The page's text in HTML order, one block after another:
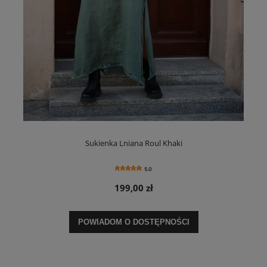
Sukienka Lniana Roul Khaki
5.0
199,00 zł
POWIADOM O DOSTĘPNOŚCI